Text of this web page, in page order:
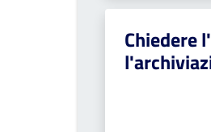
Chiedere